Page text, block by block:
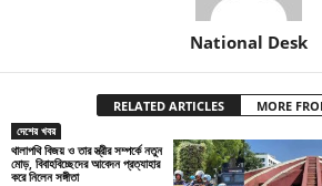
National Desk
RELATED ARTICLES MORE
দেশের খবর
থালাপথি বিজয় ও তার স্ত্রীর সম্পর্কে নতুন
মোড়, বিবাহবিচ্ছেদের আবেদন প্রত্যাহার
করে নিলেন সঙ্গীতা